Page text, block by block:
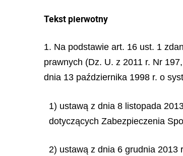
Tekst pierwotny
1. Na podstawie art. 16 ust. 1
prawnych (Dz. U. z 2011 r. Nr
dnia 13 października 1998 r. o
1) ustawą z dnia 8 listopada
dotyczących Zabezpieczenia
2) ustawą z dnia 6 grudnia 2013